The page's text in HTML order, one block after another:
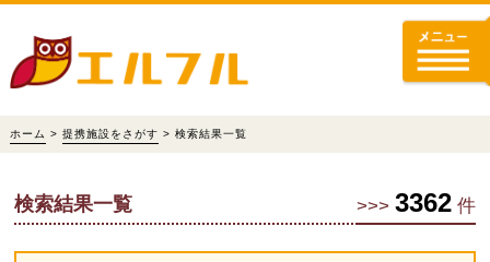
ホーム > 提携施設をさがす > 検索結果一覧
>>> 3362 件
検索結果一覧